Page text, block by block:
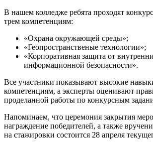
В нашем колледже ребята проходят
трем компетенциям:
«Охрана окружающей среды»;
«Геопространственые технологии»;
«Корпоративная защита от
информационной безопасности».
Все участники показывают высокие
компетенциям, а эксперты оценивают
проделанной работы по конкурсным
Напоминаем, что церемония закрытия
награждение победителей, а также
на стажировки состоится 28 апреля